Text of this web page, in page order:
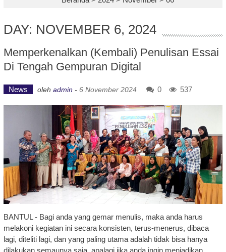
DAY: NOVEMBER 6, 2024
Memperkenalkan (Kembali) Penulisan Essai
Di Tengah Gempuran Digital
News oleh admin - 6 November 2024 0 537
BANTUL - Bagi anda yang gemar menulis, maka anda harus
melakoni kegiatan ini secara konsisten, terus-menerus, dibaca
lagi, diteliti lagi, dan yang paling utama adalah tidak bisa hanya